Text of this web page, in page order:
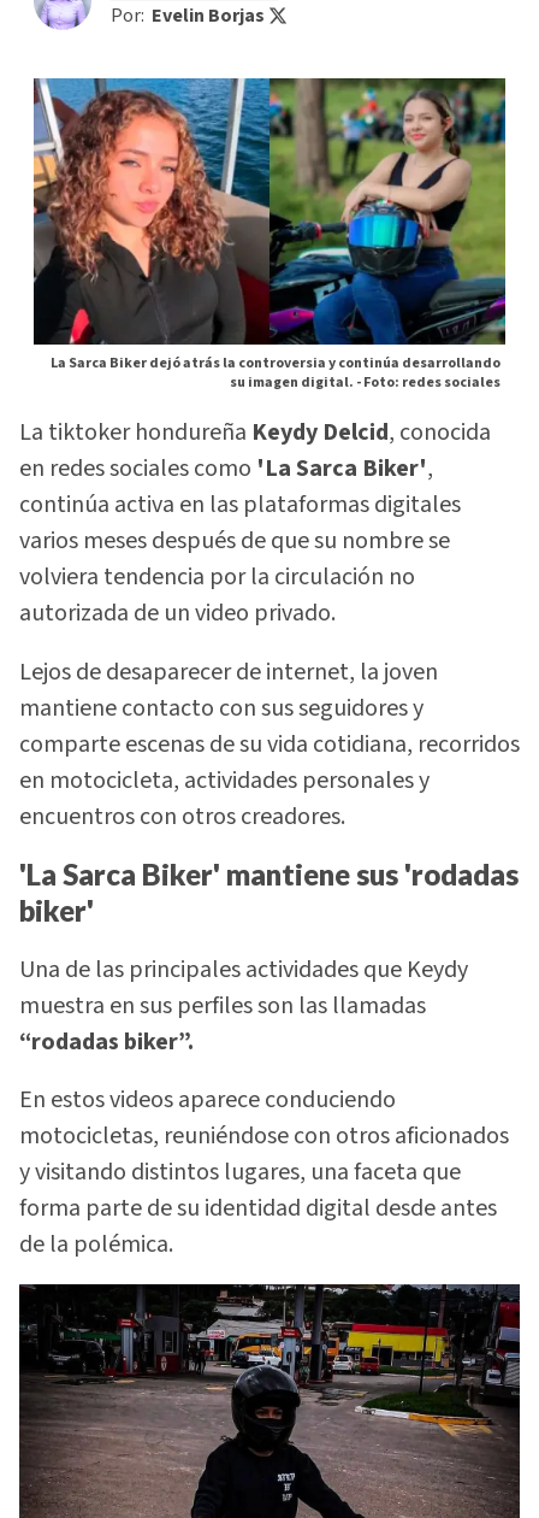
Por: Evelin Borjas
La Sarca Biker dejó atrás la controversia y continúa desarrollando
su imagen digital. -Foto: redes sociales
La tiktoker hondureña Keydy Delcid, conocida
en redes sociales como 'La Sarca Biker',
continúa activa en las plataformas digitales
varios meses después de que su nombre se
volviera tendencia por la circulación no
autorizada de un video privado.
Lejos de desaparecer de internet, la joven
mantiene contacto con sus seguidores y
comparte escenas de su vida cotidiana, recorridos
en motocicleta, actividades personales y
encuentros con otros creadores.
'La Sarca Biker' mantiene sus 'rodadas
biker'
Una de las principales actividades que Keydy
muestra en sus perfiles son las llamadas
“rodadas biker”.
En estos videos aparece conduciendo
motocicletas, reuniéndose con otros aficionados
y visitando distintos lugares, una faceta que
forma parte de su identidad digital desde antes
de la polémica.